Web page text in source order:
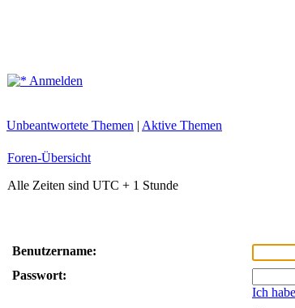
Anmelden
Unbeantwortete Themen | Aktive Themen
Foren-Übersicht
Alle Zeiten sind UTC + 1 Stunde
Benutzername:
Passwort:
Ich